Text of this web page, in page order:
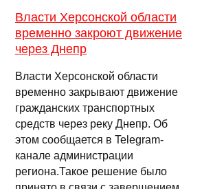
Власти Херсонской области
временно закроют движение
через Днепр
Власти Херсонской области
временно закрывают движение
гражданских транспортных
средств через реку Днепр. Об
этом сообщается в Telegram-
канале администрации
региона.Такое решение было